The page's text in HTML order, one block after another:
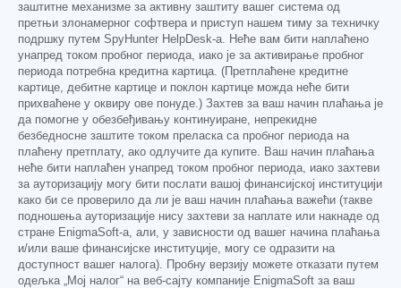
заштитне механизме за активну заштиту вашег система од
претњи злонамерног софтвера и приступ нашем тиму за техничку
подршку путем SpyHunter HelpDesk-а. Неће вам бити наплаћено
унапред током пробног периода, иако је за активирање пробног
периода потребна кредитна картица. (Претплаћене кредитне
картице, дебитне картице и поклон картице можда неће бити
прихваћене у оквиру ове понуде.) Захтев за ваш начин плаћања је
да помогне у обезбеђивању континуиране, непрекидне
безбедносне заштите током преласка са пробног периода на
плаћену претплату, ако одлучите да купите. Ваш начин плаћања
неће бити наплаћен унапред током пробног периода, иако захтеви
за ауторизацију могу бити послати вашој финансијској институцији
како би се проверило да ли је ваш начин плаћања важећи (такве
подношења ауторизације нису захтеви за наплате или накнаде од
стране EnigmaSoft-а, али, у зависности од вашег начина плаћања
и/или ваше финансијске институције, могу се одразити на
доступност вашег налога). Пробну верзију можете отказати путем
одељка „Мој налог“ на веб-сајту компаније EnigmaSoft за ваш